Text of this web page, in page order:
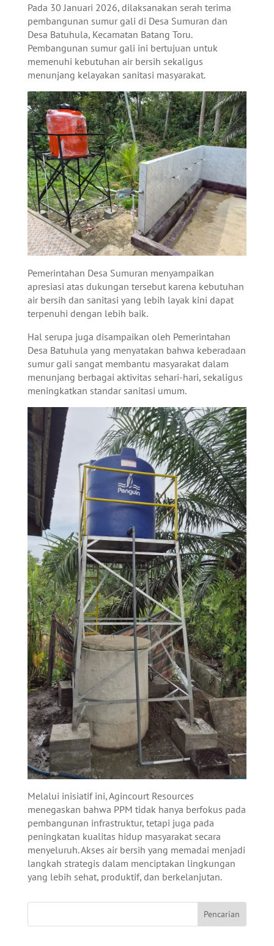
Pada 30 Januari 2026, dilaksanakan serah terima
pembangunan sumur gali di Desa Sumuran dan
Desa Batuhula, Kecamatan Batang Toru.
Pembangunan sumur gali ini bertujuan untuk
memenuhi kebutuhan air bersih sekaligus
menunjang kelayakan sanitasi masyarakat.
Pemerintahan Desa Sumuran menyampaikan
apresiasi atas dukungan tersebut karena kebutuhan
air bersih dan sanitasi yang lebih layak kini dapat
terpenuhi dengan lebih baik.
Hal serupa juga disampaikan oleh Pemerintahan
Desa Batuhula yang menyatakan bahwa keberadaan
sumur gali sangat membantu masyarakat dalam
menunjang berbagai aktivitas sehari-hari, sekaligus
meningkatkan standar sanitasi umum.
Melalui inisiatif ini, Agincourt Resources
menegaskan bahwa PPM tidak hanya berfokus pada
pembangunan infrastruktur, tetapi juga pada
peningkatan kualitas hidup masyarakat secara
menyeluruh. Akses air bersih yang memadai menjadi
langkah strategis dalam menciptakan lingkungan
yang lebih sehat, produktif, dan berkelanjutan.